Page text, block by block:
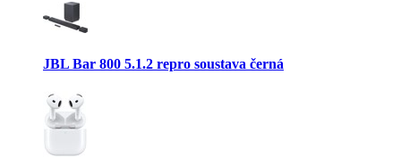
JBL Bar 800 5.1.2 repro soustava černá